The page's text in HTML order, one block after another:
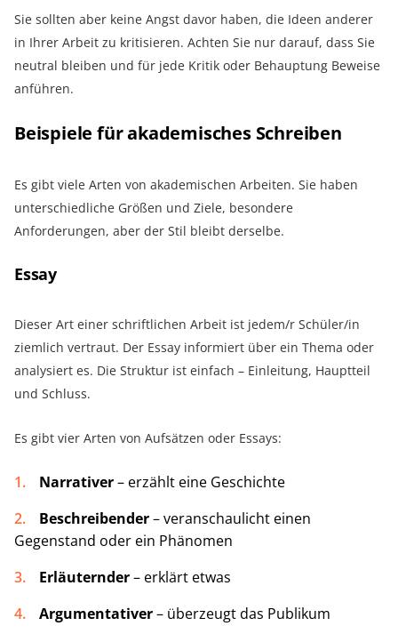
Sie sollten aber keine Angst davor haben, die Ideen anderer
in Ihrer Arbeit zu kritisieren. Achten Sie nur darauf, dass Sie
neutral bleiben und für jede Kritik oder Behauptung Beweise
anführen.
Beispiele für akademisches Schreiben
Es gibt viele Arten von akademischen Arbeiten. Sie haben
unterschiedliche Größen und Ziele, besondere
Anforderungen, aber der Stil bleibt derselbe.
Essay
Dieser Art einer schriftlichen Arbeit ist jedem/r Schüler/in
ziemlich vertraut. Der Essay informiert über ein Thema oder
analysiert es. Die Struktur ist einfach – Einleitung, Hauptteil
und Schluss.
Es gibt vier Arten von Aufsätzen oder Essays:
Narrativer– erzählt eine Geschichte
Beschreibender– veranschaulicht einen
Gegenstand oder ein Phänomen
Erläuternder– erklärt etwas
Argumentativer– überzeugt das Publikum